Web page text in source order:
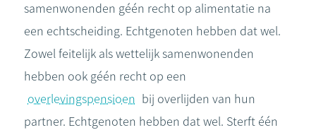
samenwonenden géén recht op alimentatie na
een echtscheiding. Echtgenoten hebben dat wel.
Zowel feitelijk als wettelijk samenwonenden
hebben ook géén recht op een
overlevingspensioen bij overlijden van hun
partner. Echtgenoten hebben dat wel. Sterft één